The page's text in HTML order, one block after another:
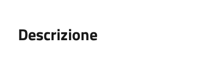
Descrizione